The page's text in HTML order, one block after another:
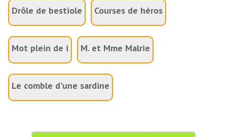
Drôle de bestiole Courses de héros
Mot plein de i M. et Mme Malrie
Le comble d'une sardine